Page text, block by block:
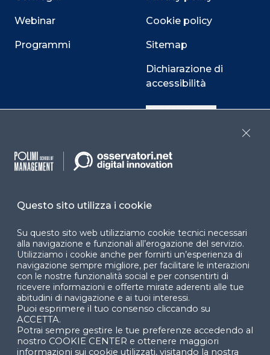
Webinar
Programmi
Cookie policy
Sitemap
Dichiarazione di
accessibilità
Cookie Center
Facebook LinkedIn
© 2024 Copyright © Politecnico di Milano Dipartimento
di Ingegneria Gestionale
Questo sito utilizza i cookie
Su questo sito web utilizziamo cookie tecnici necessari
alla navigazione e funzionali all’erogazione del servizio.
Utilizziamo i cookie anche per fornirti un’esperienza di
navigazione sempre migliore, per facilitare le interazioni
con le nostre funzionalità social e per consentirti di
ricevere informazioni e offerte mirate aderenti alle tue
abitudini di navigazione e ai tuoi interessi.
Puoi esprimere il tuo consenso cliccando su
ACCETTA.
Potrai sempre gestire le tue preferenze accedendo al
nostro COOKIE CENTER e ottenere maggiori
informazioni sui cookie utilizzati, visitando la nostra